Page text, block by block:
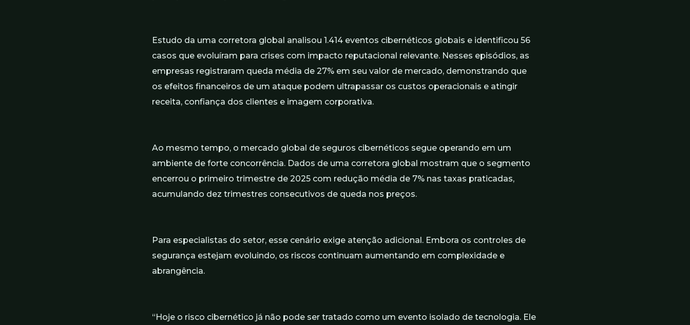
Estudo da uma corretora global analisou 1.414 eventos cibernéticos globais e identificou 56
casos que evoluíram para crises com impacto reputacional relevante. Nesses episódios, as
empresas registraram queda média de 27% em seu valor de mercado, demonstrando que
os efeitos financeiros de um ataque podem ultrapassar os custos operacionais e atingir
receita, confiança dos clientes e imagem corporativa.
Ao mesmo tempo, o mercado global de seguros cibernéticos segue operando em um
ambiente de forte concorrência. Dados de uma corretora global mostram que o segmento
encerrou o primeiro trimestre de 2025 com redução média de 7% nas taxas praticadas,
acumulando dez trimestres consecutivos de queda nos preços.
Para especialistas do setor, esse cenário exige atenção adicional. Embora os controles de
segurança estejam evoluindo, os riscos continuam aumentando em complexidade e
abrangência.
“Hoje o risco cibernético já não pode ser tratado como um evento isolado de tecnologia. Ele